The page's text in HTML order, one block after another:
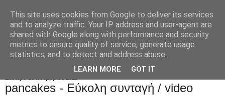
pancakes - Eύκολη συνταγή / video
This site uses cookies from Google to deliver its services
and to analyze traffic. Your IP address and user-agent are
shared with Google along with performance and security
metrics to ensure quality of service, generate usage
statistics, and to detect and address abuse.
LEARN MORE GOT IT